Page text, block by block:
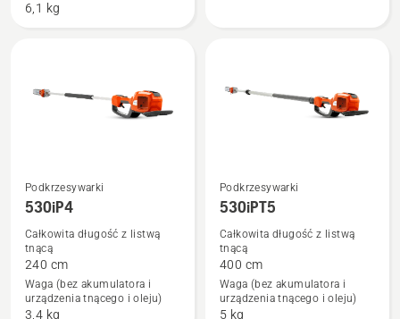
6,1 kg
Zobacz
więcej
szczegółów
530iP4
Podkrzesywarki
530iP4
Całkowita długość z listwą
tnącą
240 cm
Waga (bez akumulatora i
urządzenia tnącego i oleju)
3,4 kg
Zobacz
więcej
szczegółów
530iPT5
Podkrzesywarki
530iPT5
Całkowita długość z listwą
tnącą
400 cm
Waga (bez akumulatora i
urządzenia tnącego i oleju)
5 kg